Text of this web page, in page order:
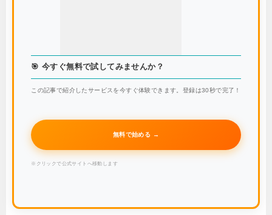
🎯 今すぐ無料で試してみませんか？
この記事で紹介したサービスを今すぐ体験できます。登録は30秒で完了！
無料で始める →
※クリックで公式サイトへ移動します